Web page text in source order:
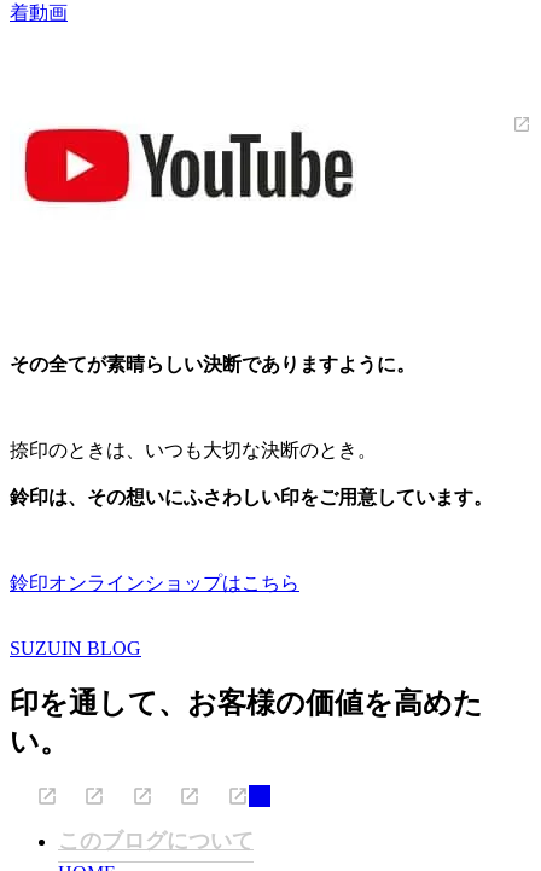
着動画
その全てが素晴らしい決断でありますように。
捺印のときは、いつも大切な決断のとき。
鈴印は、その想いにふさわしい印をご用意しています。
鈴印オンラインショップはこちら
SUZUIN BLOG
印を通して、お客様の価値を高めた
い。
このブログについて